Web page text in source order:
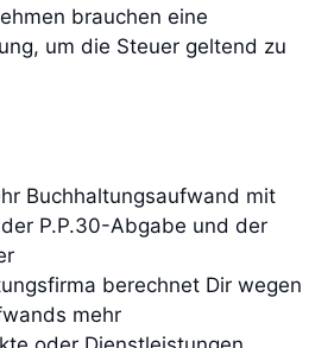
brauchen eine
um die Steuer geltend zu
Buchhaltungsaufwand mit
P.P.30-Abgabe und der
berechnet Dir wegen
mehr